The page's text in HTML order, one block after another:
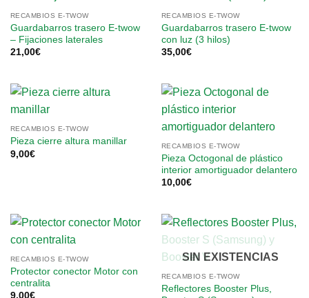
RECAMBIOS E-TWOW
Guardabarros trasero E-twow
– Fijaciones laterales
21,00€
RECAMBIOS E-TWOW
Guardabarros trasero E-twow
con luz (3 hilos)
35,00€
RECAMBIOS E-TWOW
Pieza cierre altura manillar
9,00€
RECAMBIOS E-TWOW
Pieza Octogonal de plástico
interior amortiguador delantero
10,00€
RECAMBIOS E-TWOW
Protector conector Motor con
centralita
9,00€
SIN EXISTENCIAS
RECAMBIOS E-TWOW
Reflectores Booster Plus,